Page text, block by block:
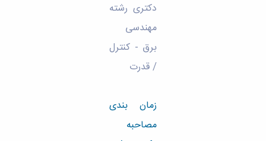
دکتری رشته
مهندسی
برق - کنترل
/ قدرت
زمان بندی
مصاحبه